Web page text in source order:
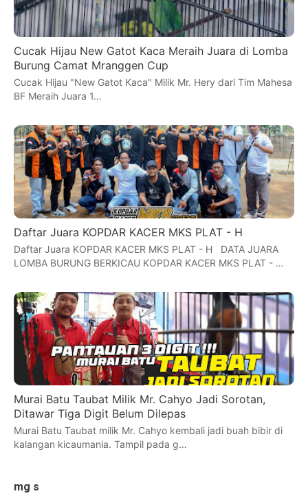
Cucak Hijau New Gatot Kaca Meraih Juara di Lomba
Burung Camat Mranggen Cup
Cucak Hijau "New Gatot Kaca" Milik Mr. Hery dari Tim Mahesa
BF Meraih Juara 1…
Daftar Juara KOPDAR KACER MKS PLAT - H
Daftar Juara KOPDAR KACER MKS PLAT - H DATA JUARA
LOMBA BURUNG BERKICAU KOPDAR KACER MKS PLAT - …
Murai Batu Taubat Milik Mr. Cahyo Jadi Sorotan,
Ditawar Tiga Digit Belum Dilepas
Murai Batu Taubat milik Mr. Cahyo kembali jadi buah bibir di
kalangan kicaumania. Tampil pada g…
mg s